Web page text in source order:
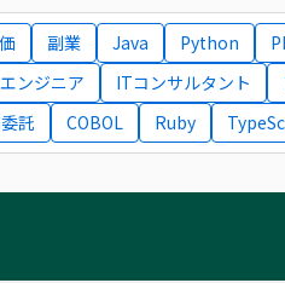
副業 Java Python
ンジニア ITコンサルタント
託 COBOL Ruby